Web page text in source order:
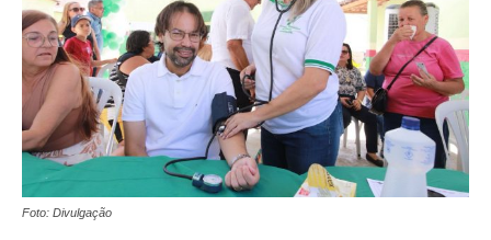
Foto: Divulgação